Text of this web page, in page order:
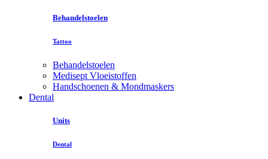
Behandelstoelen
Tattoo
Behandelstoelen
Medisept Vloeistoffen
Handschoenen & Mondmaskers
Dental
Units
Dental